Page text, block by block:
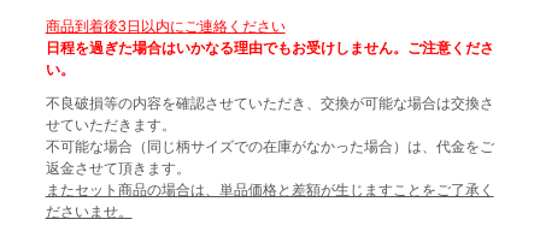
商品到着後3日以内にご連絡ください
日程を過ぎた場合はいかなる理由でもお受けしません。ご注意くださ
い。
不良破損等の内容を確認させていただき、交換が可能な場合は交換さ
せていただきます。
不可能な場合（同じ柄サイズでの在庫がなかった場合）は、代金をご
返金させて頂きます。
またセット商品の場合は、単品価格と差額が生じますことをご了承く
ださいませ。